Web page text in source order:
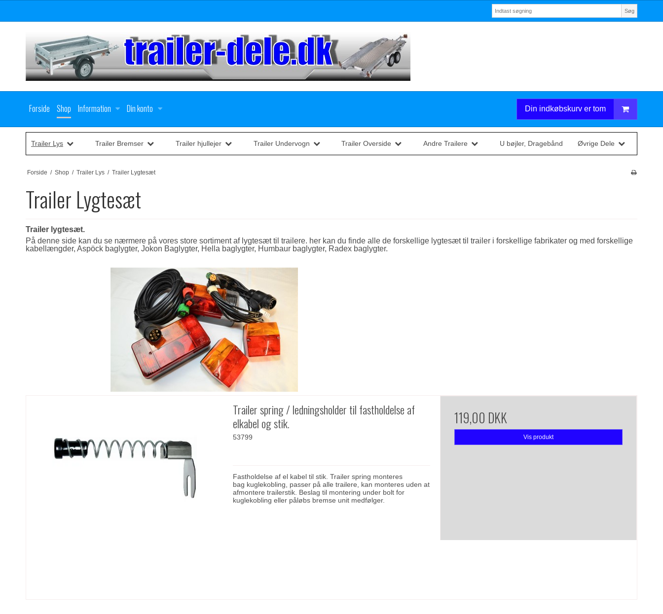
Søg
Forside Shop Information Din konto Din indkøbskurv er tom
Trailer Lys Trailer Bremser Trailer hjullejer Trailer Undervogn Trailer Overside Andre Trailere U bøjler, Dragebånd Øvrige Dele
Forside / Shop / Trailer Lys / Trailer Lygtesæt
Trailer Lygtesæt
Trailer lygtesæt.
På denne side kan du se nærmere på vores store sortiment af lygtesæt til trailere. her kan du finde alle de forskellige lygtesæt til trailer i forskellige fabrikater og med forskellige
kabellængder, Aspöck baglygter, Jokon Baglygter, Hella baglygter, Humbaur baglygter, Radex baglygter.
Trailer spring / ledningsholder til fastholdelse af
elkabel og stik.
53799
Fastholdelse af el kabel til stik. Trailer spring monteres
bag kuglekobling, passer på alle trailere, kan monteres uden at
afmontere trailerstik. Beslag til montering under bolt for
kuglekobling eller påløbs bremse unit medfølger.
119,00 DKK
Vis produkt